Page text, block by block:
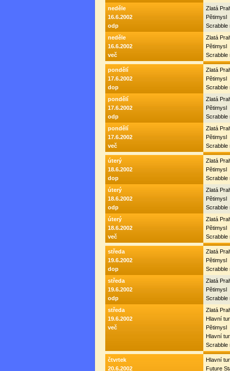
neděle
16.6.2002
odp
Zlatá
Pětimysl
Scrabble
neděle
16.6.2002
več
Zlatá
Pětimysl
Scrabble
pondělí
17.6.2002
dop
Zlatá
Pětimysl
Scrabble
pondělí
17.6.2002
odp
Zlatá
Pětimysl
Scrabble
pondělí
17.6.2002
več
Zlatá
Pětimysl
Scrabble
úterý
18.6.2002
dop
Zlatá
Pětimysl
Scrabble
úterý
18.6.2002
odp
Zlatá
Pětimysl
Scrabble
úterý
18.6.2002
več
Zlatá
Pětimysl
Scrabble
středa
19.6.2002
dop
Zlatá
Pětimysl
Scrabble
středa
19.6.2002
odp
Zlatá
Pětimysl
Scrabble
středa
19.6.2002
več
Zlatá
Hlavní
Pětimysl
Hlavní
Scrabble
čtvrtek
20.6.2002
Hlavní
Future